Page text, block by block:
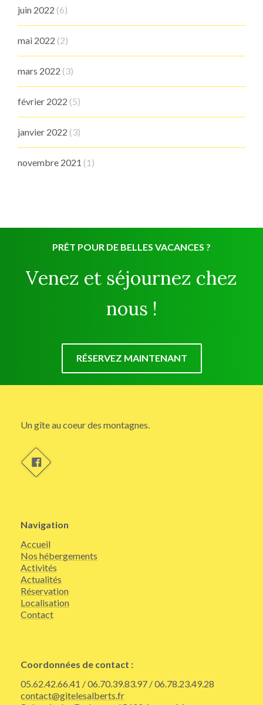
juin 2022 (6)
mai 2022 (2)
mars 2022 (3)
février 2022 (5)
janvier 2022 (3)
novembre 2021 (1)
PRÊT POUR DE BELLES VACANCES ?
Venez et séjournez chez
nous !
RÉSERVEZ MAINTENANT
Un gîte au coeur des montagnes.
Navigation
Accueil
Nos hébergements
Activités
Actualités
Réservation
Localisation
Contact
Coordonnées de contact :
05.62.42.66.41 / 06.70.39.83.97 / 06.78.23.49.28
contact@gitelesalberts.fr